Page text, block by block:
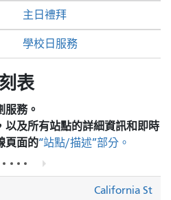
主日禮拜
學校日服務
表
服務。
以及所有站點的詳細資訊和即時
頁面的“站點/描述”部分。
California St